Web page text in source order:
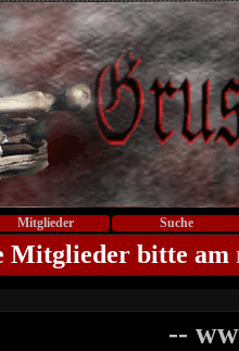
Mitglieder Suche
Mitglieder bitte am
--